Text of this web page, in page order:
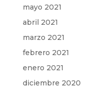
mayo 2021
abril 2021
marzo 2021
febrero 2021
enero 2021
diciembre 2020